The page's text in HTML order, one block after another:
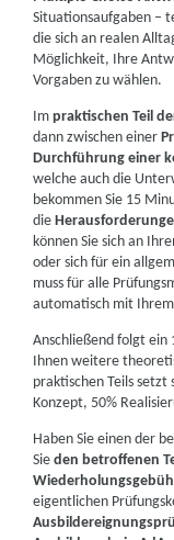
Situationsaufgaben –
die sich an realen
Möglichkeit, Ihre
Vorgaben zu wählen.
Impraktischen Teil
dann zwischen einer
Durchführung einer
welche auch die
bekommen Sie 15
die
können Sie sich an
oder sich für ein
muss für alle
automatisch mit
Anschließend folgt ein
Ihnen weitere
praktischen Teils setzt
Konzept, 50%
Haben Sie einen der
Sie den betroffenen
eigentlichen